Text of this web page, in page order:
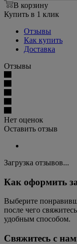
В корзину
Купить в 1 клик
Отзывы
Как купить
Доставка
Отзывы
Нет оценок
Оставить отзыв
Загрузка отзывов...
Как оформить
Выберите
после чего
удобным способом.
Свяжитесь с